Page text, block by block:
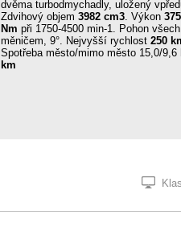
dvěma turbodmychadly, uložený
Zdvihový objem 3982 cm3. Výkon
Nm při 1750-4500 min-1. Pohon
měničem, 9°. Nejvyšší rychlost 250
Spotřeba město/mimo město 15,0/9,6
km